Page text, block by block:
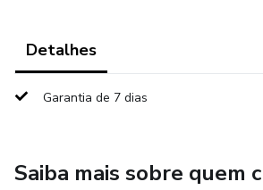
do Apocalipse em poucas horas
Detalhes
Garantia de 7 dias
Saiba mais sobre quem